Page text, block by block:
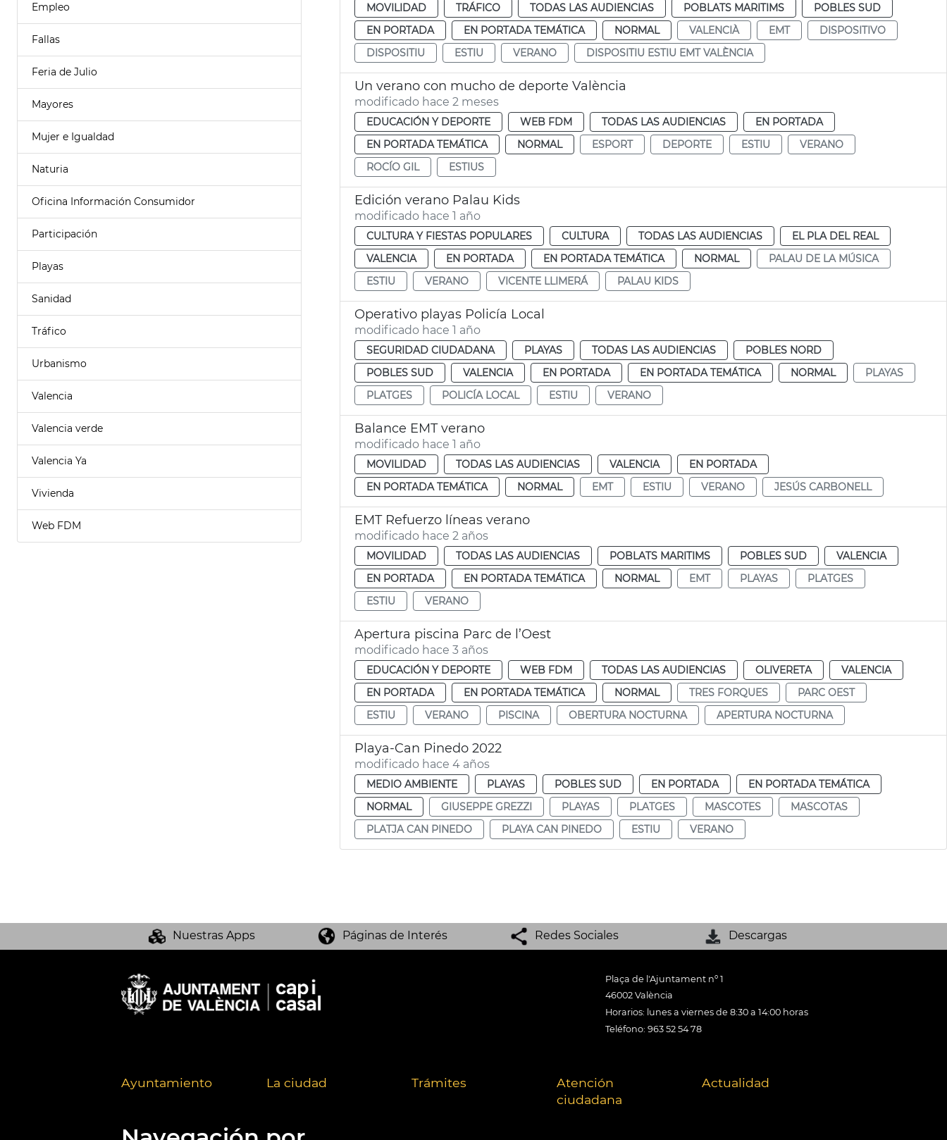
Empleo
Fallas
Feria de Julio
Mayores
Mujer e Igualdad
Naturia
Oficina Información Consumidor
Participación
Playas
Sanidad
Tráfico
Urbanismo
Valencia
Valencia verde
Valencia Ya
Vivienda
Web FDM
MOVILIDAD TRÁFICO TODAS LAS AUDIENCIAS POBLATS MARITIMS
POBLES SUD
EN PORTADA
EN PORTADA TEMÁTICA NORMAL VALENCIÀ EMT
DISPOSITIVO
DISPOSITIU
ESTIU VERANO DISPOSITIU ESTIU EMT VALÈNCIA
Un verano con mucho de deporte València
modificado hace 2 meses
EDUCACIÓN Y DEPORTE WEB FDM TODAS LAS AUDIENCIAS
EN PORTADA
EN PORTADA TEMÁTICA
NORMAL ESPORT DEPORTE ESTIU
VERANO
ROCÍO GIL
ESTIUS
Edición verano Palau Kids
modificado hace 1 año
CULTURA Y FIESTAS POPULARES CULTURA TODAS LAS AUDIENCIAS
EL PLA DEL REAL
VALENCIA
EN PORTADA EN PORTADA TEMÁTICA NORMAL
PALAU DE LA MÚSICA
ESTIU
VERANO VICENTE LLIMERÁ PALAU KIDS
Operativo playas Policía Local
modificado hace 1 año
SEGURIDAD CIUDADANA PLAYAS TODAS LAS AUDIENCIAS
POBLES NORD
POBLES SUD
VALENCIA EN PORTADA EN PORTADA TEMÁTICA NORMAL
PLAYAS
PLATGES
POLICÍA LOCAL ESTIU VERANO
Balance EMT verano
modificado hace 1 año
MOVILIDAD TODAS LAS AUDIENCIAS VALENCIA
EN PORTADA
EN PORTADA TEMÁTICA
NORMAL EMT ESTIU VERANO JESÚS CARBONELL
EMT Refuerzo líneas verano
modificado hace 2 años
MOVILIDAD TODAS LAS AUDIENCIAS POBLATS MARITIMS POBLES SUD
VALENCIA
EN PORTADA
EN PORTADA TEMÁTICA NORMAL EMT PLAYAS
PLATGES
ESTIU
VERANO
Apertura piscina Parc de l’Oest
modificado hace 3 años
EDUCACIÓN Y DEPORTE WEB FDM TODAS LAS AUDIENCIAS OLIVERETA
VALENCIA
EN PORTADA
EN PORTADA TEMÁTICA NORMAL TRES FORQUES
PARC OEST
ESTIU
VERANO PISCINA OBERTURA NOCTURNA APERTURA NOCTURNA
Playa-Can Pinedo 2022
modificado hace 4 años
MEDIO AMBIENTE PLAYAS POBLES SUD EN PORTADA
EN PORTADA TEMÁTICA
NORMAL
GIUSEPPE GREZZI PLAYAS PLATGES MASCOTES
MASCOTAS
PLATJA CAN PINEDO
PLAYA CAN PINEDO ESTIU VERANO
Nuestras Apps Páginas de Interés Redes Sociales Descargas
Plaça de l'Ajuntament nº 1
46002 València
Horarios: lunes a viernes de 8:30 a 14:00 horas
Teléfono: 963 52 54 78
Ayuntamiento La ciudad Trámites
Atención
ciudadana
Actualidad